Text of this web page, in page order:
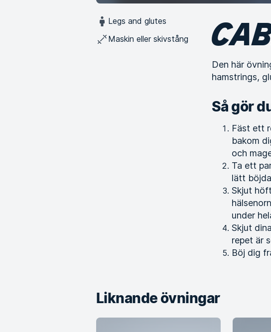
Legs and glutes
Maskin eller skivstång
Den här
hamstrings,
Så gör
Fäst ett
bakom
och
Ta ett
lätt
Skjut
under
Skjut
repet är
Böj dig
Liknande övningar